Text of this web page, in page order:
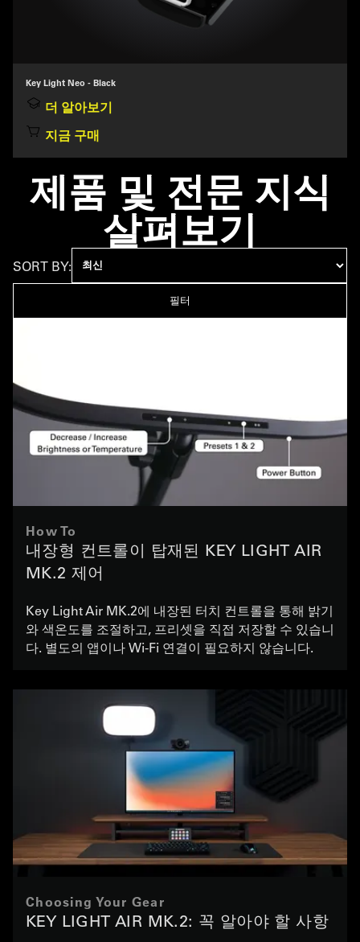
Key Light Neo - Black
더 알아보기
지금 구매
제품 및 전문 지식
살펴보기
SORT BY:
필터
How To
내장형 컨트롤이 탑재된 KEY LIGHT AIR
MK.2 제어
Key Light Air MK.2에 내장된 터치 컨트롤을 통해 밝기
와 색온도를 조절하고, 프리셋을 직접 저장할 수 있습니
다. 별도의 앱이나 Wi-Fi 연결이 필요하지 않습니다.
Choosing Your Gear
KEY LIGHT AIR MK.2: 꼭 알아야 할 사항